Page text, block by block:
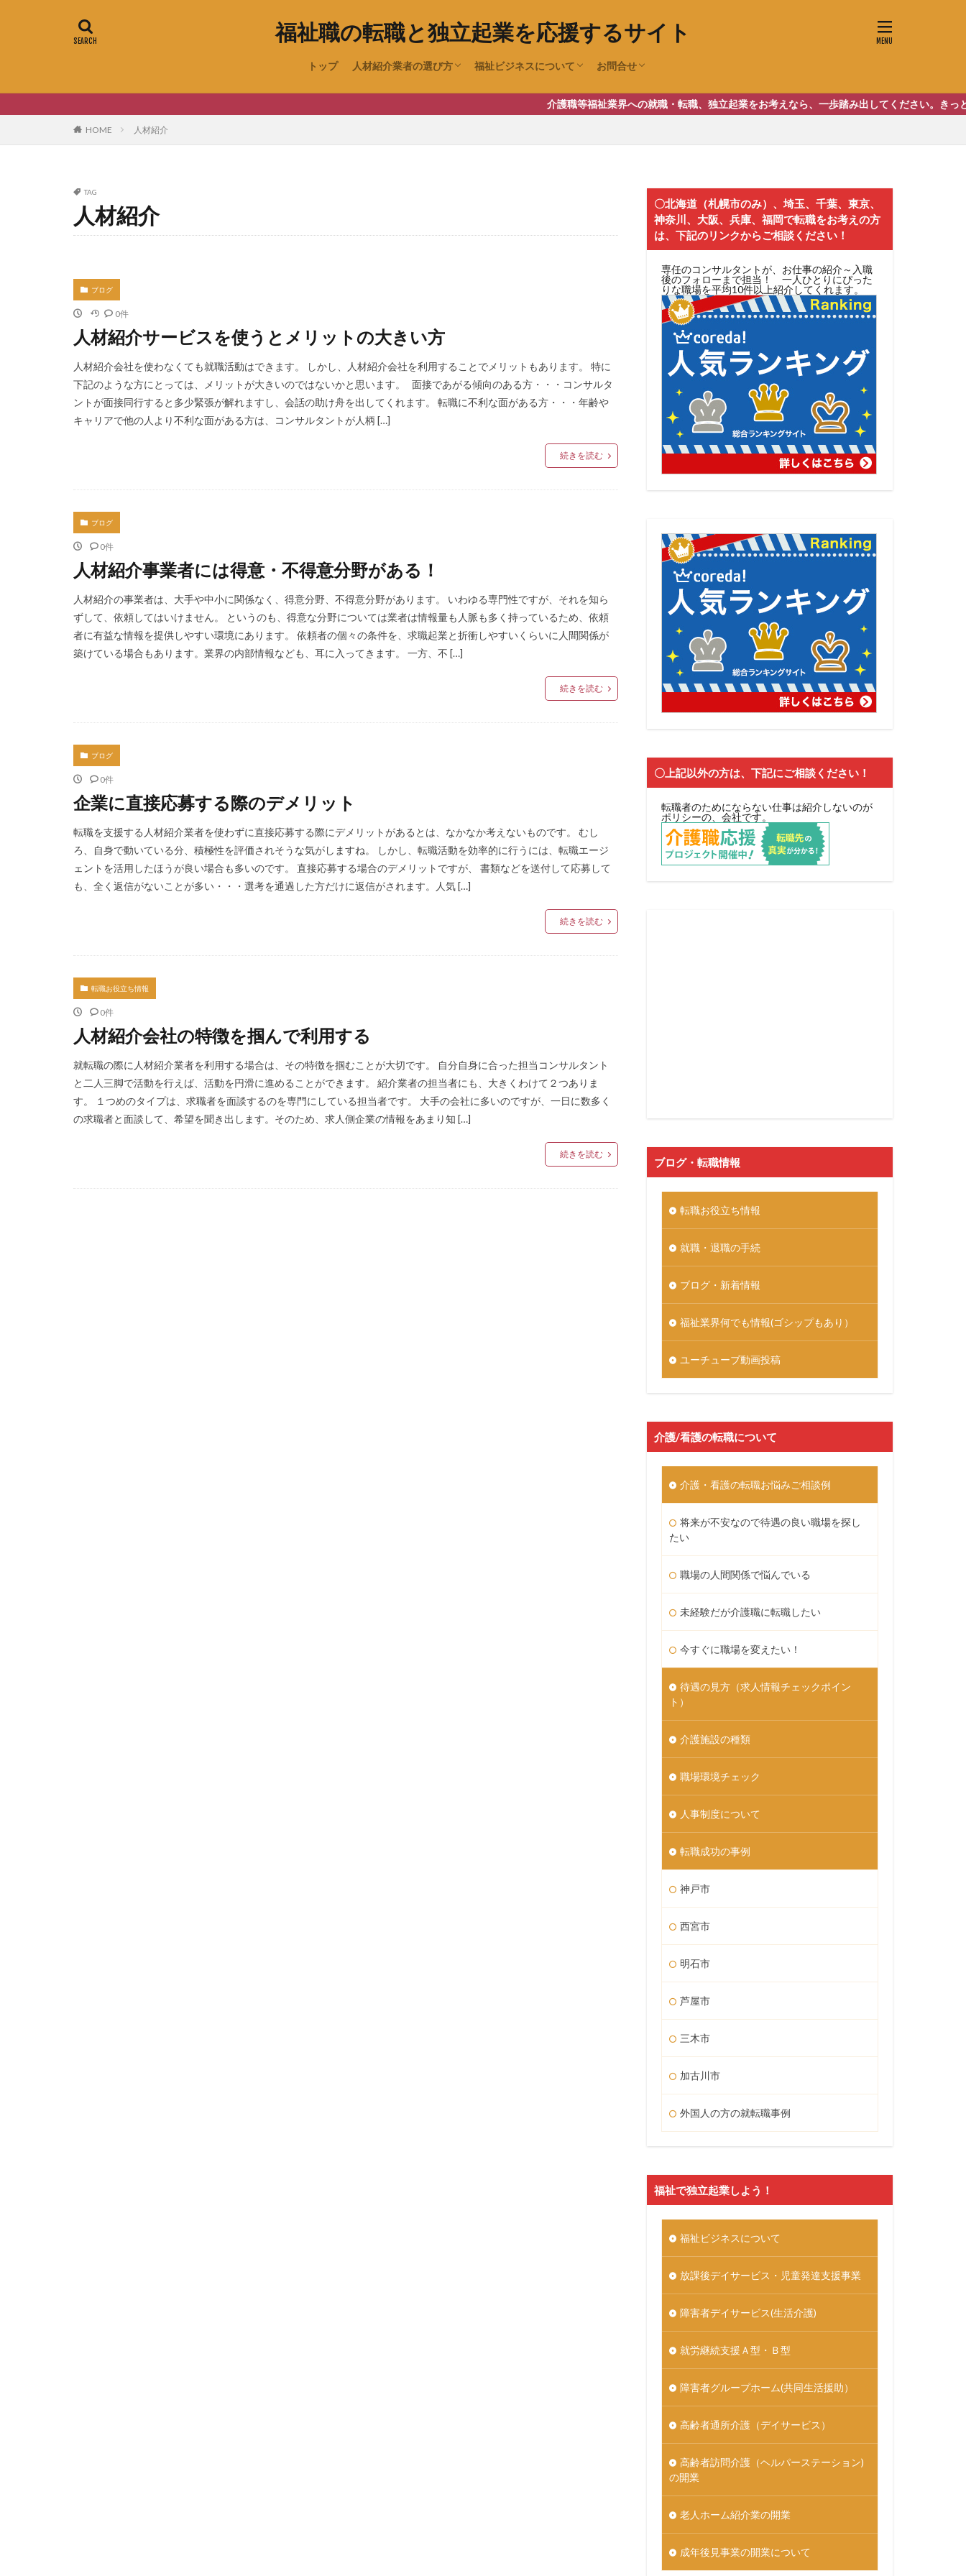
福祉職の転職と独立起業を応援するサイト
トップ 人材紹介業者の選び方
待遇の見方（求人情報チェックポイント）
職場環境チェック
福祉ビジネスについて
障害者グループホーム(共同生活援助）
放課後デイサービス・児童発達支援事業
障害者デイサービス(生活介護)
老人ホーム紹介業の開業
成年後見事業の開業について
お問合せ
ユーチューブ動画投稿
介護職等福祉業界への就職・転職、独立起業をお考えなら、一歩踏み出してください。きっとやりがいが
HOME 人材紹介
TAG
人材紹介
ブログ
0件
人材紹介サービスを使うとメリットの大きい方
人材紹介会社を使わなくても就職活動はできます。 しかし、人材紹介会社を利用することでメリットもあります。 特に
下記のような方にとっては、メリットが大きいのではないかと思います。 面接であがる傾向のある方・・・コンサルタ
ントが面接同行すると多少緊張が解れますし、会話の助け舟を出してくれます。 転職に不利な面がある方・・・年齢や
キャリアで他の人より不利な面がある方は、コンサルタントが人柄 […]
続きを読む
ブログ
0件
人材紹介事業者には得意・不得意分野がある！
人材紹介の事業者は、大手や中小に関係なく、得意分野、不得意分野があります。 いわゆる専門性ですが、それを知ら
ずして、依頼してはいけません。 というのも、得意な分野については業者は情報量も人脈も多く持っているため、依頼
者に有益な情報を提供しやすい環境にあります。 依頼者の個々の条件を、求職起業と折衝しやすいくらいに人間関係が
築けている場合もあります。業界の内部情報なども、耳に入ってきます。 一方、不 […]
続きを読む
ブログ
0件
企業に直接応募する際のデメリット
転職を支援する人材紹介業者を使わずに直接応募する際にデメリットがあるとは、なかなか考えないものです。 むし
ろ、自身で動いている分、積極性を評価されそうな気がしますね。 しかし、転職活動を効率的に行うには、転職エージ
ェントを活用したほうが良い場合も多いのです。 直接応募する場合のデメリットですが、 書類などを送付して応募して
も、全く返信がないことが多い・・・選考を通過した方だけに返信がされます。人気 […]
続きを読む
転職お役立ち情報
0件
人材紹介会社の特徴を掴んで利用する
就転職の際に人材紹介業者を利用する場合は、その特徴を掴むことが大切です。 自分自身に合った担当コンサルタント
と二人三脚で活動を行えば、活動を円滑に進めることができます。 紹介業者の担当者にも、大きくわけて２つありま
す。 １つめのタイプは、求職者を面談するのを専門にしている担当者です。 大手の会社に多いのですが、一日に数多く
の求職者と面談して、希望を聞き出します。そのため、求人側企業の情報をあまり知 […]
続きを読む
〇北海道（札幌市のみ）、埼玉、千葉、東京、
神奈川、大阪、兵庫、福岡で転職をお考えの方
は、下記のリンクからご相談ください！
専任のコンサルタントが、お仕事の紹介～入職
後のフォローまで担当！ 一人ひとりにぴった
りな職場を平均10件以上紹介してくれます。
〇上記以外の方は、下記にご相談ください！
転職者のためにならない仕事は紹介しないのが
ポリシーの、会社です。
ブログ・転職情報
転職お役立ち情報
就職・退職の手続
ブログ・新着情報
福祉業界何でも情報(ゴシップもあり）
ユーチューブ動画投稿
介護/看護の転職について
介護・看護の転職お悩みご相談例
将来が不安なので待遇の良い職場を探し
たい
職場の人間関係で悩んでいる
未経験だが介護職に転職したい
今すぐに職場を変えたい！
待遇の見方（求人情報チェックポイン
ト）
介護施設の種類
職場環境チェック
人事制度について
転職成功の事例
神戸市
西宮市
明石市
芦屋市
三木市
加古川市
外国人の方の就転職事例
福祉で独立起業しよう！
福祉ビジネスについて
放課後デイサービス・児童発達支援事業
障害者デイサービス(生活介護)
就労継続支援Ａ型・Ｂ型
障害者グループホーム(共同生活援助）
高齢者通所介護（デイサービス）
高齢者訪問介護（ヘルパーステーション)
の開業
老人ホーム紹介業の開業
成年後見事業の開業について